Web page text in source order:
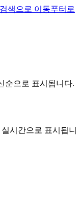
검색으로 이동푸터로
순으로 표시됩니다.
시간으로 표시됩니